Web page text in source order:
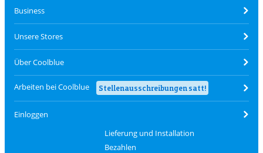
Business
Unsere Stores
Über Coolblue
Arbeiten bei Coolblue Stellenausschreibungen satt!
Einloggen
Lieferung und Installation
Bezahlen